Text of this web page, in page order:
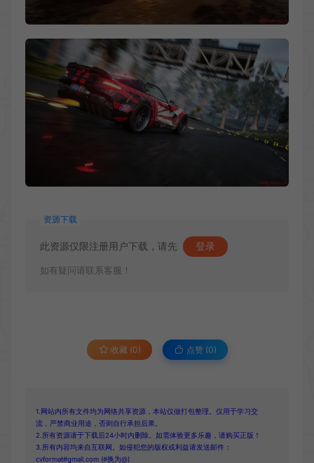
资源下载
此资源仅限注册用户下载，请先 登录
如有疑问请联系客服！
收藏 (0) 点赞 (0)
1.网站内所有文件均为网络共享资源，本站仅做打包整理。仅用于学习交
流，严禁商业用途，否则自行承担后果。
2.所有资源请于下载后24小时内删除。如需体验更多乐趣，请购买正版！
3.所有内容均来自互联网。如侵犯您的版权或利益请发送邮件：
cvformat#gmail.com (#换为@)